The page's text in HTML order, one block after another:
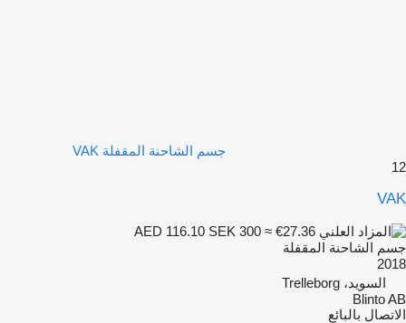
جسم الشاحنة المقفلة VAK
12
VAK
SEK 300 ≈ €27.36
جسم الشاحنة المقفلة
2018
السويد، Trelleborg
Blinto AB
الاتصال بالبائع